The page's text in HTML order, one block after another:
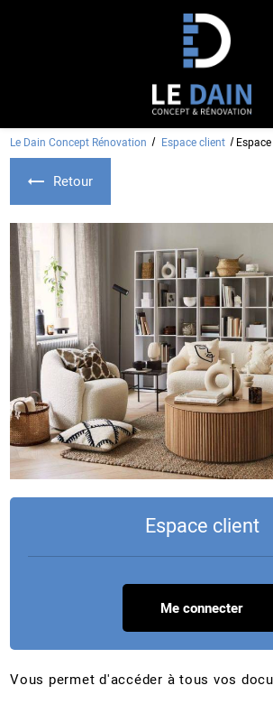
Le Dain Concept Rénovation Espace client
Retour
Espace client
Me connecter
Vous permet d'accéder à tous vos